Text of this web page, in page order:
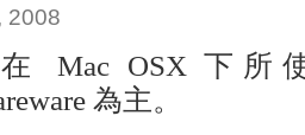
2008
Mac OSX 下所
為主。